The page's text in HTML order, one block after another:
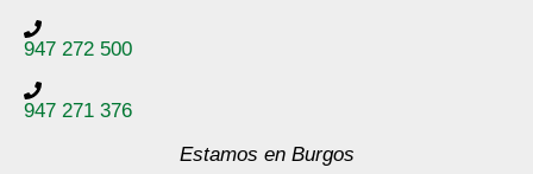
947 272 500
947 271 376
Estamos en Burgos